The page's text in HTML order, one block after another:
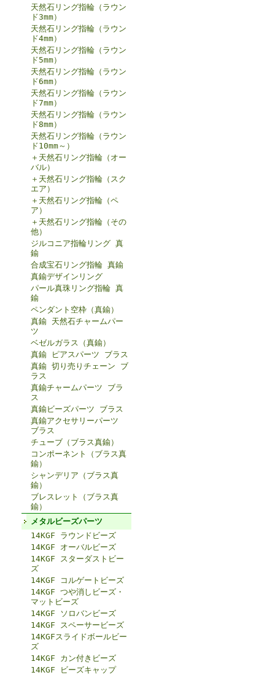
天然石リング指輪（ラウン
ド3mm）
天然石リング指輪（ラウン
ド4mm）
天然石リング指輪（ラウン
ド5mm）
天然石リング指輪（ラウン
ド6mm）
天然石リング指輪（ラウン
ド7mm）
天然石リング指輪（ラウン
ド8mm）
天然石リング指輪（ラウン
ド10mm～）
＋天然石リング指輪（オー
バル）
＋天然石リング指輪（スク
エア）
＋天然石リング指輪（ペ
ア）
＋天然石リング指輪（その
他）
ジルコニア指輪リング 真
鍮
合成宝石リング指輪 真鍮
真鍮デザインリング
パール真珠リング指輪 真
鍮
ペンダント空枠（真鍮）
真鍮 天然石チャームパー
ツ
ベゼルガラス（真鍮）
真鍮 ピアスパーツ ブラス
真鍮 切り売りチェーン ブ
ラス
真鍮チャームパーツ ブラ
ス
真鍮ビーズパーツ ブラス
真鍮アクセサリーパーツ
ブラス
チューブ（ブラス真鍮）
コンポーネント（ブラス真
鍮）
シャンデリア（ブラス真
鍮）
ブレスレット（ブラス真
鍮）
メタルビーズパーツ
14KGF ラウンドビーズ
14KGF オーバルビーズ
14KGF スターダストビー
ズ
14KGF コルゲートビーズ
14KGF つや消しビーズ・
マットビーズ
14KGF ソロバンビーズ
14KGF スペーサービーズ
14KGFスライドボールビー
ズ
14KGF カン付きビーズ
14KGF ビーズキャップ